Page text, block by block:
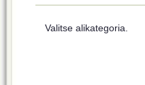
Valitse alikategoria.